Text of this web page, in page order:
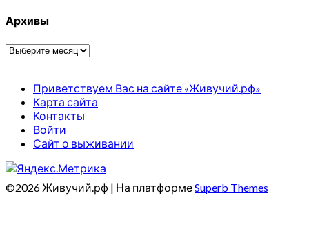
Архивы
Архивы
Приветствуем Вас на сайте «Живучий.рф»
Карта сайта
Контакты
Войти
Сайт о выживании
©2026 Живучий.рф | На платформеSuperb Themes